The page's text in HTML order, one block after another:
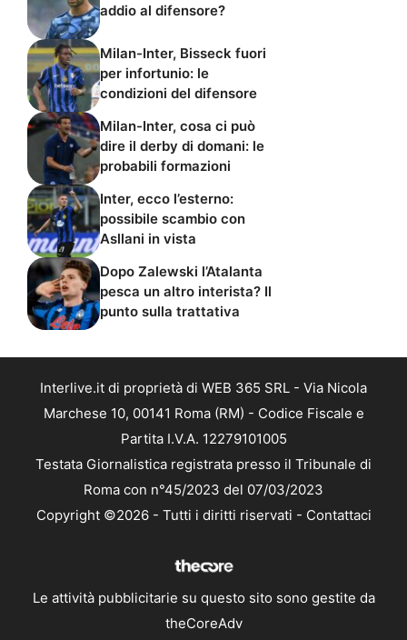
addio al difensore?
Milan-Inter, Bisseck fuori
per infortunio: le
condizioni del difensore
Milan-Inter, cosa ci può
dire il derby di domani: le
probabili formazioni
Inter, ecco l’esterno:
possibile scambio con
Asllani in vista
Dopo Zalewski l’Atalanta
pesca un altro interista? Il
punto sulla trattativa
Interlive.it di proprietà di WEB 365 SRL - Via Nicola
Marchese 10, 00141 Roma (RM) - Codice Fiscale e
Partita I.V.A. 12279101005
Testata Giornalistica registrata presso il Tribunale di
Roma con n°45/2023 del 07/03/2023
Copyright ©2026 - Tutti i diritti riservati - Contattaci
Le attività pubblicitarie su questo sito sono gestite da
theCoreAdv